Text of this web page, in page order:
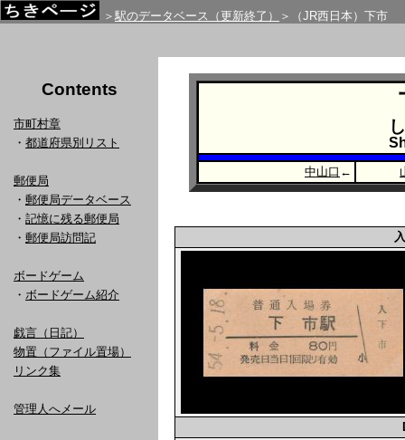
＞ 駅のデータベース（更新終了） ＞（JR西日本）下市
Contents
市町村章
・ 都道府県別リスト
郵便局
・ 郵便局データベース
・ 記憶に残る郵便局
・ 郵便局訪問記
ボードゲーム
・ ボードゲーム紹介
戯言（日記）
物置（ファイル置場）
リンク集
管理人へメール
中山口 ←